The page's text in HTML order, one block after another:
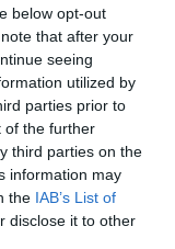
below opt-out
that after your
seeing
utilized by
parties prior to
of the further
third parties on the
information may
the IAB’s List of
disclose it to other
Mindig
az